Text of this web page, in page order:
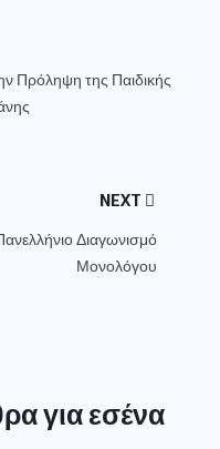
Πρόληψη της Παιδικής
NEXT
Διαγωνισμό
Μονολόγου
για εσένα